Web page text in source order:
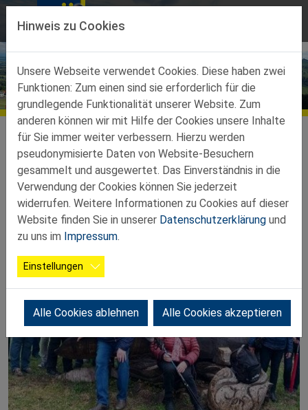
Direkt zur Hauptnavigation springen
Direkt zum Inhalt springen
Bildergalerien
Ortsgruppen
Ortsgruppen-Teilbez-Amstetten
Ulmerfeld-Hausmening-Neufurth
Galerie
2024 03 01 Auseewanderung
Hinweis zu Cookies
Unsere Webseite verwendet Cookies. Diese haben zwei
Funktionen: Zum einen sind sie erforderlich für die
grundlegende Funktionalität unserer Website. Zum
anderen können wir mit Hilfe der Cookies unsere Inhalte
für Sie immer weiter verbessern. Hierzu werden
pseudonymisierte Daten von Website-Besuchern
gesammelt und ausgewertet. Das Einverständnis in die
Verwendung der Cookies können Sie jederzeit
widerrufen. Weitere Informationen zu Cookies auf dieser
Website finden Sie in unserer Datenschutzerklärung und
zu uns im Impressum.
Einstellungen
Alle Cookies ablehnen Alle Cookies akzeptieren